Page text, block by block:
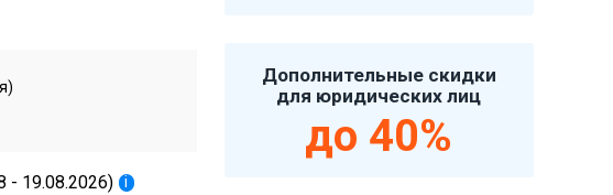
- 19.08.2026) i
Дополнительные скидки
для юридических лиц
до 40%